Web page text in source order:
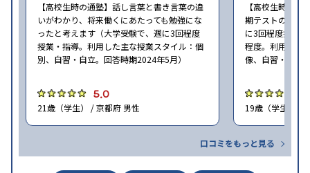
【高校生時の通塾】話し言葉と書き言葉の違
いがわかり、将来働くにあたっても勉強にな
ったと考えます（大学受験で、週に3回程度
授業・指導。利用した主な授業スタイル：個
別、自習・自立。回答時期2024年5月）
5.0
21歳（学生） / 京都府 男性
【高校生時の通
期テストの点数
に3回程度授業
程度。利用した
像、自習・自立
19歳（学生） /
口コミをもっと見る